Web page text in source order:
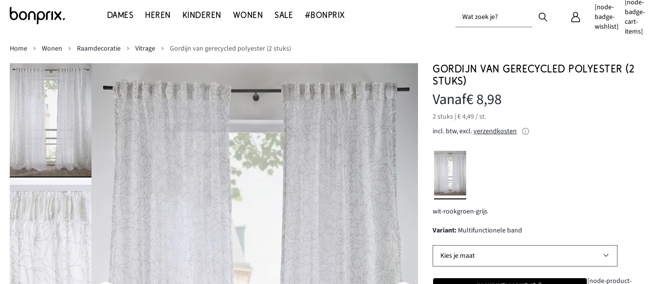
DAMES HEREN KINDEREN WONEN SALE #BONPRIX Wat zoek je?
[node-
badge-
wishlist]
[node-
badge-
cart-
items]
Home
Wonen Raamdecoratie Vitrage Gordijn van gerecycled polyester (2 stuks)
GORDIJN VAN GERECYCLED POLYESTER (2
STUKS)
Vanaf€ 8,98
2 stuks | € 4,49 / st.
incl. btw, excl.verzendkosten
wit-rookgroen-grijs
Variant: Multifunctionele band
Kies je maat
[node-product-